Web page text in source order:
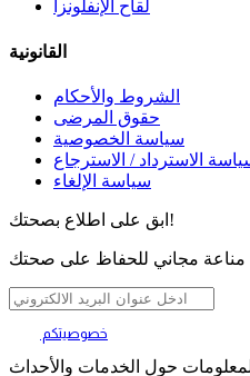
لقاح الإنفلونزا
القانونية
الشروط والأحكام
حقوق المرضى
سياسة الخصوصية
الاسترداد / الاسترجاع
سياسة الإلغاء
ابق على اطلاع بصحتك!
مناعة مجاني للحفاظ على صحتك
خصوصيتكم
حول الخدمات والأحداث